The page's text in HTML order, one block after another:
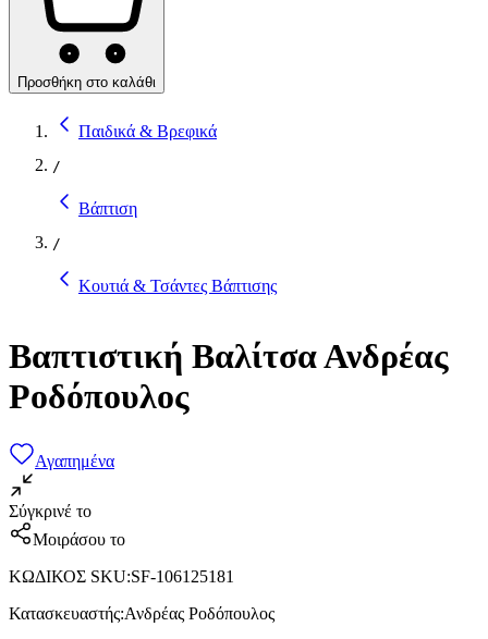
Προσθήκη στο καλάθι
Παιδικά & Βρεφικά
/
Βάπτιση
/
Κουτιά & Τσάντες Βάπτισης
Βαπτιστική Βαλίτσα Ανδρέας
Ροδόπουλος
Αγαπημένα
Σύγκρινέ το
Μοιράσου το
ΚΩΔΙΚΟΣ SKU:SF-106125181
Κατασκευαστής:Ανδρέας Ροδόπουλος